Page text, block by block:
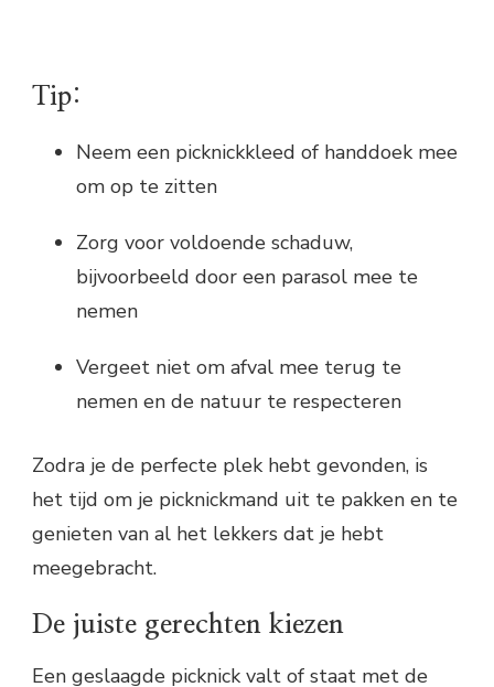
Tip:
Neem een picknickkleed of handdoek mee
om op te zitten
Zorg voor voldoende schaduw,
bijvoorbeeld door een parasol mee te
nemen
Vergeet niet om afval mee terug te
nemen en de natuur te respecteren
Zodra je de perfecte plek hebt gevonden, is
het tijd om je picknickmand uit te pakken en te
genieten van al het lekkers dat je hebt
meegebracht.
De juiste gerechten kiezen
Een geslaagde picknick valt of staat met de